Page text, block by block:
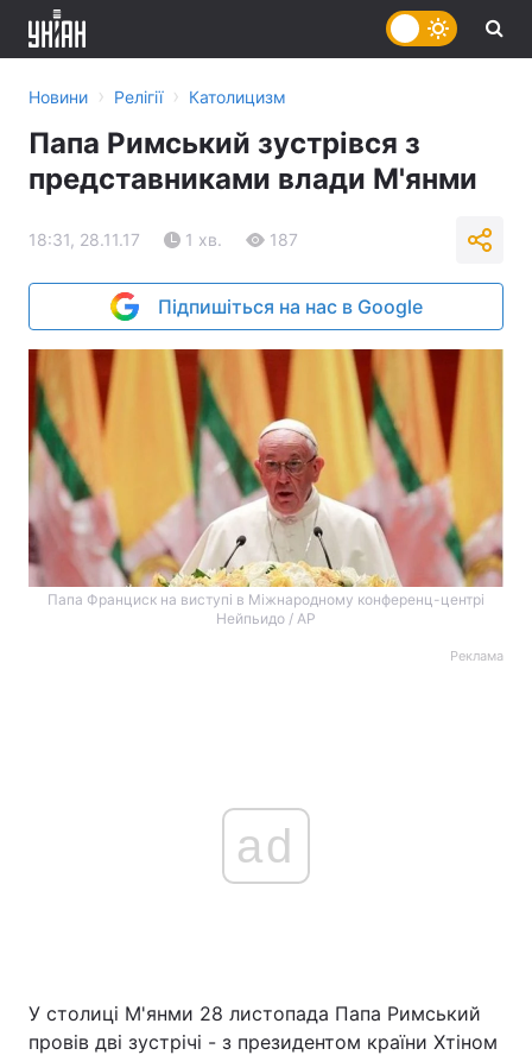
Новини › Релігії › Католицизм
Папа Римський зустрівся з
представниками влади М'янми
18:31, 28.11.17 1 хв. 187
Підпишіться на нас в Google
Папа Франциск на виступі в Міжнародному конференц-центрі
Нейпьидо / AP
Реклама
ad
У столиці М'янми 28 листопада Папа Римський
провів дві зустрічі - з президентом країни Хтіном